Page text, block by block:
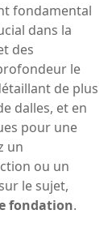
fondamental
dans la
des
le
de plus
dalles, et en
pour une
un
ou un
le sujet,
fondation.